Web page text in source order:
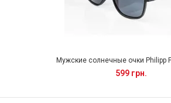
Мужские солнечные очки Philipp
599 грн.